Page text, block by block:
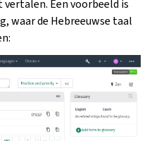
Een voorbeeld is
waar de Hebreeuwse taal